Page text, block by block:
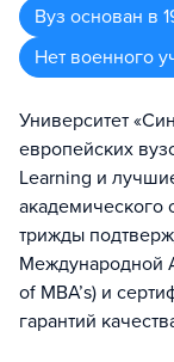
Вуз основан в
Нет военного
Университет
европейских
Learning и
академического
трижды
Международной
of MBA’s) и
гарантий